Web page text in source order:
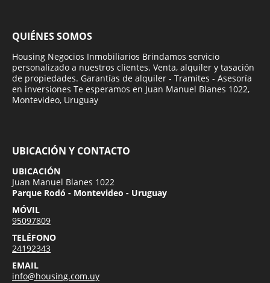
QUIÉNES SOMOS
Housing Negocios Inmobiliarios Brindamos servicio
personalizado a nuestros clientes. Venta, alquiler y tasación
de propiedades. Garantías de alquiler - Tramites - Asesoría
en inversiones Te esperamos en Juan Manuel Blanes 1022,
Montevideo, Uruguay
UBICACIÓN Y CONTACTO
UBICACIÓN
Juan Manuel Blanes 1022
Parque Rodó - Montevideo - Uruguay
MÓVIL
95097809
TELÉFONO
24192343
EMAIL
info@housing.com.uy